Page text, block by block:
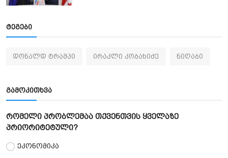
ტეგები
დონალდ ტრამპი ირაკლი კობახიძე ნიღაბი
გამოკითხვა
რომელი პრობლემაა თქვენთვის ყველაზე
პრიორიტეტული?
ეკონომიკა